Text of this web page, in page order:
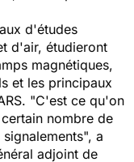
d'études
d'air, étudieront
magnétiques,
et les principaux
"C'est ce qu'on
nombre de
a
adjoint de